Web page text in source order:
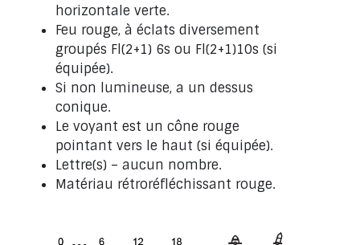
horizontale verte.
Feu rouge, à éclats diversement
groupés Fl(2+1) 6s ou Fl(2+1)10s (si
équipée).
Si non lumineuse, a un dessus
conique.
Le voyant est un cône rouge
pointant vers le haut (si équipée).
Lettre(s) – aucun nombre.
Matériau rétroréfléchissant rouge.